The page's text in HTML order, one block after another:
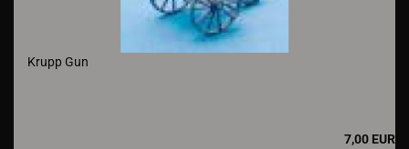
Krupp Gun
7,00 EUR